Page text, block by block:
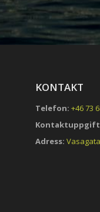
KONTAKT
Telefon: +46 73
Adress: